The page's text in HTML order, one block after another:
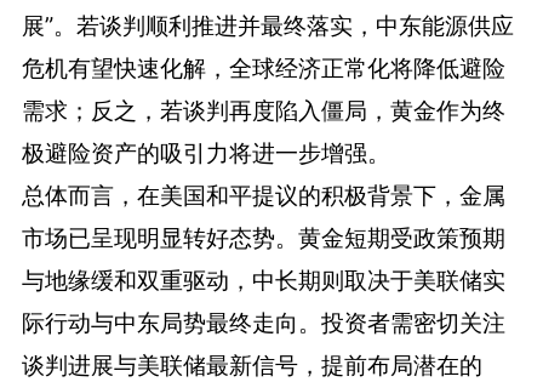
展”。若谈判顺利推进并最终落实，中东能源供应
危机有望快速化解，全球经济正常化将降低避险
需求；反之，若谈判再度陷入僵局，黄金作为终
极避险资产的吸引力将进一步增强。
总体而言，在美国和平提议的积极背景下，金属
市场已呈现明显转好态势。黄金短期受政策预期
与地缘缓和双重驱动，中长期则取决于美联储实
际行动与中东局势最终走向。投资者需密切关注
谈判进展与美联储最新信号，提前布局潜在的